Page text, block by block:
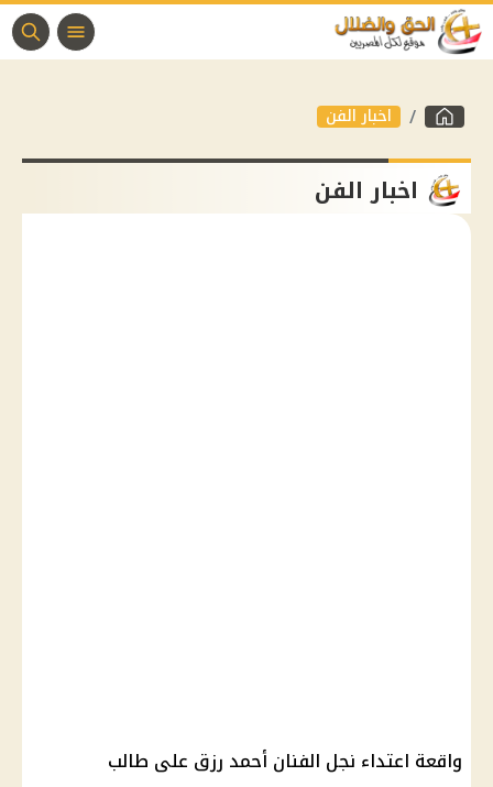
اخبار الفن
اخبار الفن
واقعة اعتداء نجل الفنان أحمد رزق على طالب